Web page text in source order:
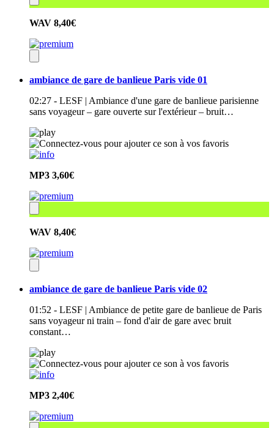
WAV 8,40€
ambiance de gare de banlieue Paris vide 01
02:27 - LESF | Ambiance d'une gare de banlieue parisienne
sans voyageur – gare ouverte sur l'extérieur – bruit…
MP3 3,60€
WAV 8,40€
ambiance de gare de banlieue Paris vide 02
01:52 - LESF | Ambiance de petite gare de banlieue de Paris
sans voyageur ni train – fond d'air de gare avec bruit
constant…
MP3 2,40€